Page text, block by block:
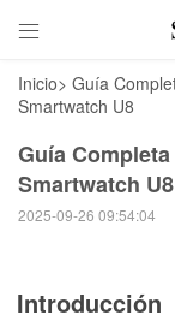

Inicio> Guía
Smartwatch U8
Guía
Smartwatch U8
2025-09-26 09:54:04
Introducción